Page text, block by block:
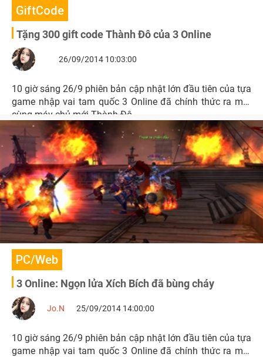
GiftCode
Tặng 300 gift code Thành Đô của 3 Online
26/09/2014 10:03:00
10 giờ sáng 26/9 phiên bản cập nhật lớn đầu tiên của tựa
game nhập vai tam quốc 3 Online đã chính thức ra mắt
cùng máy chủ mới Thành Đô.
PC/Web
3 Online: Ngọn lửa Xích Bích đã bùng cháy
Jo.N 25/09/2014 14:00:00
10 giờ sáng 26/9 phiên bản cập nhật lớn đầu tiên của tựa
game nhập vai tam quốc 3 Online đã chính thức ra mắt